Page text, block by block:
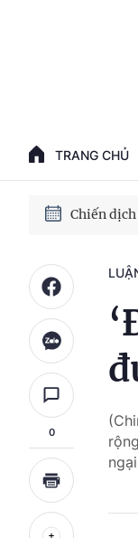
TRANG CHỦ
0